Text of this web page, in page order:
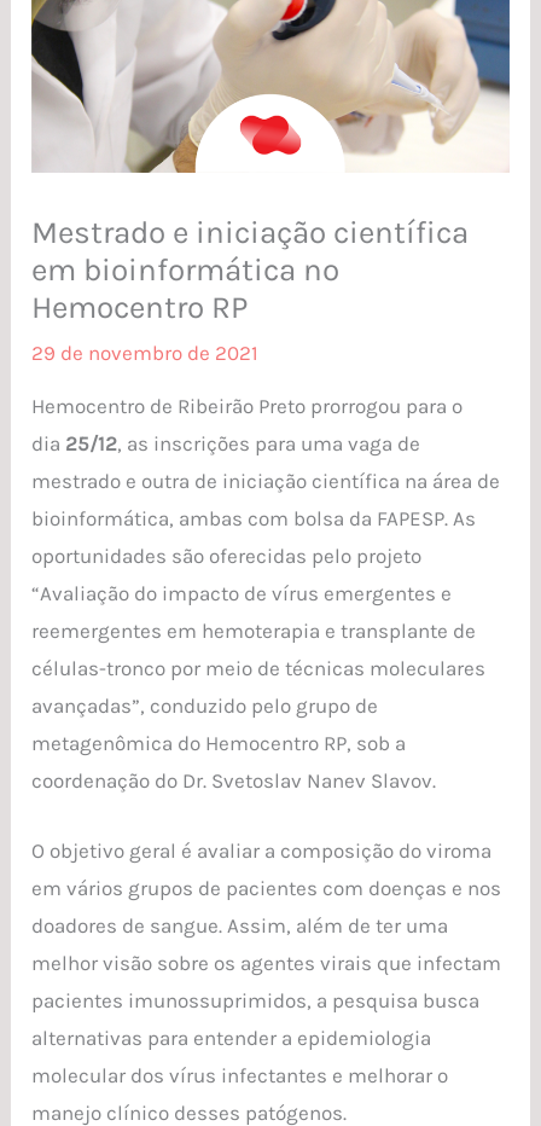
Mestrado e iniciação científica
em bioinformática no
Hemocentro RP
29 de novembro de 2021
Hemocentro de Ribeirão Preto prorrogou para o
dia 25/12, as inscrições para uma vaga de
mestrado e outra de iniciação científica na área de
bioinformática, ambas com bolsa da FAPESP. As
oportunidades são oferecidas pelo projeto
“Avaliação do impacto de vírus emergentes e
reemergentes em hemoterapia e transplante de
células-tronco por meio de técnicas moleculares
avançadas”, conduzido pelo grupo de
metagenômica do Hemocentro RP, sob a
coordenação do Dr. Svetoslav Nanev Slavov.
O objetivo geral é avaliar a composição do viroma
em vários grupos de pacientes com doenças e nos
doadores de sangue. Assim, além de ter uma
melhor visão sobre os agentes virais que infectam
pacientes imunossuprimidos, a pesquisa busca
alternativas para entender a epidemiologia
molecular dos vírus infectantes e melhorar o
manejo clínico desses patógenos.